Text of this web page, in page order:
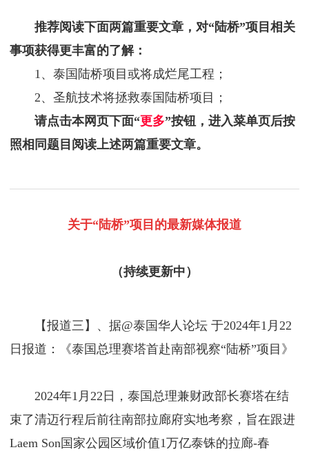
推荐阅读下面两篇重要文章，对“陆桥”项目相关
事项获得更丰富的了解：
1、泰国陆桥项目或将成烂尾工程；
2、圣航技术将拯救泰国陆桥项目；
请点击本网页下面“更多”按钮，进入菜单页后按
照相同题目阅读上述两篇重要文章。
关于“陆桥”项目的最新媒体报道
（持续更新中）
【报道三】、据@泰国华人论坛 于2024年1月22
日报道：《泰国总理赛塔首赴南部视察“陆桥”项目》
2024年1月22日，泰国总理兼财政部长赛塔在结
束了清迈行程后前往南部拉廊府实地考察，旨在跟进
Laem Son国家公园区域价值1万亿泰铢的拉廊-春